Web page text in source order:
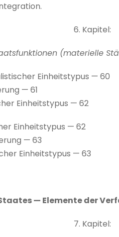
6. Kapitel:
(materielle
Einheitstypus — 60
— 61
Einheitstypus — 62
Einheitstypus — 62
— 63
Einheitstypus — 63
— Elemente der
7. Kapitel: